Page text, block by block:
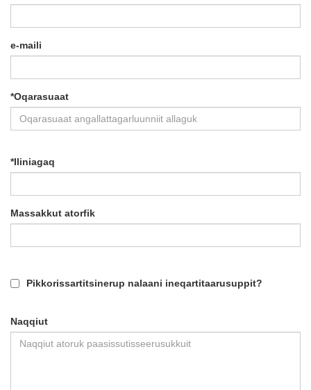
e-maili
*Oqarasuaat
*Iliniagaq
Massakkut atorfik
Pikkorissartitsinerup nalaani ineqartitaarusuppit?
Naqqiut